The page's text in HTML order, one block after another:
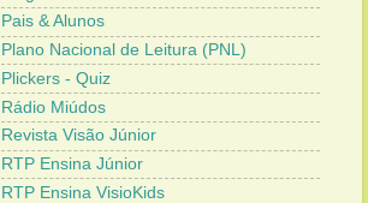
Pais & Alunos
Plano Nacional de Leitura (PNL)
Plickers - Quiz
Rádio Miúdos
Revista Visão Júnior
RTP Ensina Júnior
RTP Ensina VisioKids